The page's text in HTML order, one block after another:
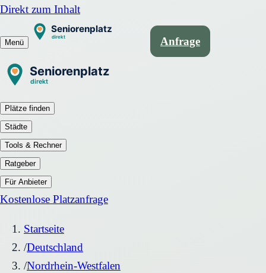
Direkt zum Inhalt
Menü Anfrage
Plätze finden
Städte
Tools & Rechner
Ratgeber
Für Anbieter
Kostenlose Platzanfrage
Startseite
/Deutschland
/Nordrhein-Westfalen